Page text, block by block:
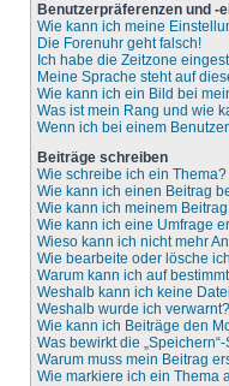
Benutzerpräferenzen und -
Wie kann ich meine
Die Forenuhr geht falsch!
Ich habe die Zeitzone
Meine Sprache steht auf
Wie kann ich ein Bild bei
Was ist mein Rang und wie
Wenn ich bei einem
Beiträge schreiben
Wie schreibe ich ein Thema?
Wie kann ich einen Beitrag
Wie kann ich meinem
Wie kann ich eine Umfrage
Wieso kann ich nicht mehr
Wie bearbeite oder lösche
Warum kann ich auf
Weshalb kann ich keine
Weshalb wurde ich verwarnt?
Wie kann ich Beiträge den
Was bewirkt die
Warum muss mein Beitrag
Wie markiere ich ein Thema